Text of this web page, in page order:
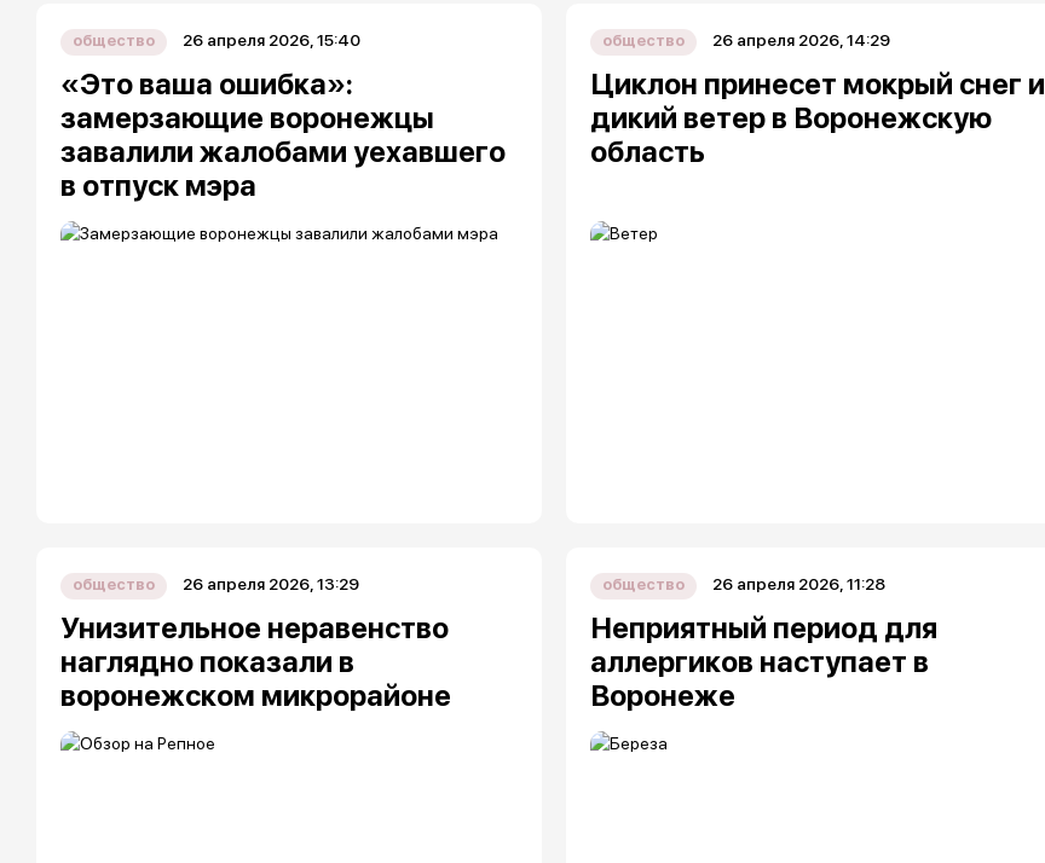
общество 26 апреля 2026, 15:40
«Это ваша ошибка»:
замерзающие воронежцы
завалили жалобами уехавшего
в отпуск мэра
общество 26 апреля 2026, 14:29
Циклон принесет мокрый снег и
дикий ветер в Воронежскую
область
общество 26 апреля 2026, 13:29
Унизительное неравенство
наглядно показали в
воронежском микрорайоне
общество 26 апреля 2026, 11:28
Неприятный период для
аллергиков наступает в
Воронеже